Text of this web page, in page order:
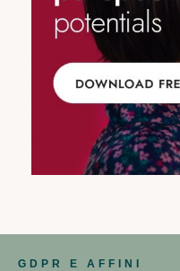
GDPR E AFFINI